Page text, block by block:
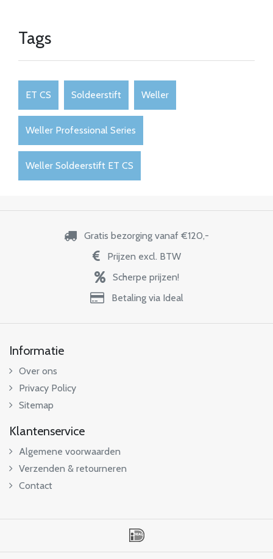
Tags
ET CS Soldeerstift Weller
Weller Professional Series
Weller Soldeerstift ET CS
Gratis bezorging vanaf €120,-
Prijzen excl. BTW
Scherpe prijzen!
Betaling via Ideal
Informatie
Over ons
Privacy Policy
Sitemap
Klantenservice
Algemene voorwaarden
Verzenden & retourneren
Contact